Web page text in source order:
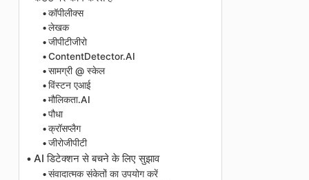
कॉपीलीक्स
लेखक
जीपीटीजीरो
ContentDetector.AI
सामग्री @ स्केल
विंस्टन एआई
मौलिकता.AI
पौधा
क्रॉसप्लैग
जीरोजीपीटी
AI डिटेक्शन से बचने के लिए सुझाव
संवादात्मक संकेतों का उपयोग करें